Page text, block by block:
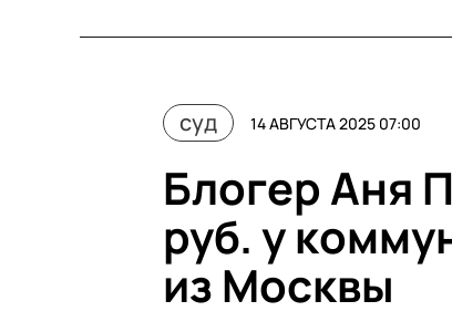
суд 14 АВГУСТА 2025 07:00
Блогер Аня
руб. у
из Москвы